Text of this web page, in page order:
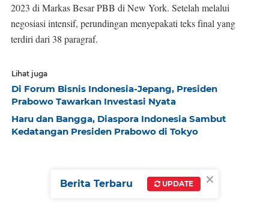
2023 di Markas Besar PBB di New York. Setelah melalui
negosiasi intensif, perundingan menyepakati teks final yang
terdiri dari 38 paragraf.
Lihat juga
Di Forum Bisnis Indonesia-Jepang, Presiden
Prabowo Tawarkan Investasi Nyata
Haru dan Bangga, Diaspora Indonesia Sambut
Kedatangan Presiden Prabowo di Tokyo
×
Berita Terbaru UPDATE